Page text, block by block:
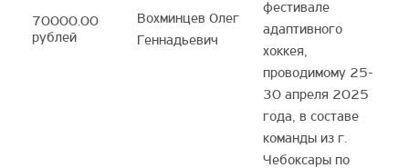
70000.00
рублей
Вохминцев Олег
Геннадьевич
фестивале
адаптивного
хоккея,
проводимому 25-
30 апреля 2025
года, в составе
команды из г.
Чебоксары по